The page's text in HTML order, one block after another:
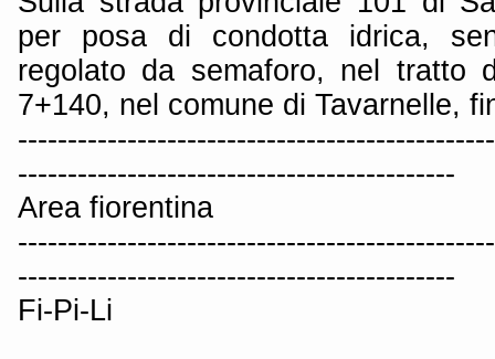
per posa di condotta idrica,
regolato da semaforo, nel tratto
7+140, nel comune di Tavarnelle,
--------------------------------------------
Area fiorentina
--------------------------------------------
Fi-Pi-Li